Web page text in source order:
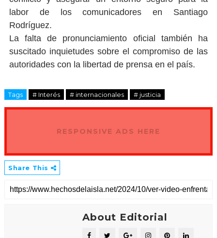
labor de los comunicadores en Santiago
Rodríguez.
La falta de pronunciamiento oficial también ha
suscitado inquietudes sobre el compromiso de las
autoridades con la libertad de prensa en el país.
Tags # Interés # internacionales # justicia
RESPONSIVE ADS HERE
Share This
About Editorial